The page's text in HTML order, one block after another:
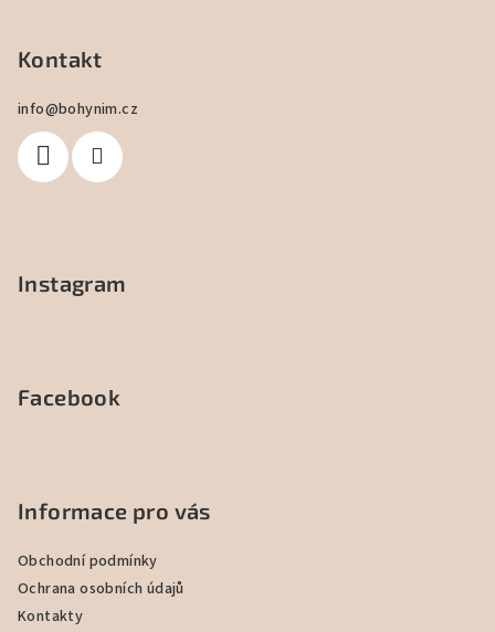
Kontakt
info@bohynim.cz
Instagram
Facebook
Informace pro vás
Obchodní podmínky
Ochrana osobních údajů
Kontakty